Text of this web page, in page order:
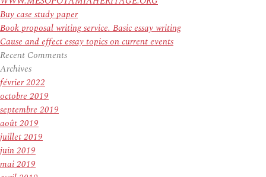
Buy case study paper
Book proposal writing service. Basic essay writing
Cause and effect essay topics on current events
Recent Comments
Archives
février 2022
octobre 2019
septembre 2019
août 2019
juillet 2019
juin 2019
mai 2019